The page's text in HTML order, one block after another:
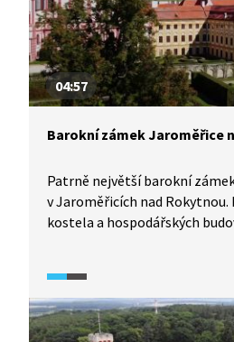
04:57
Barokní zámek Jaroměřice
Patrně největší barokní
v Jaroměřicích nad Rokytnou.
kostela a hospodářských
premiéru i první česká opera
skladatele Františka